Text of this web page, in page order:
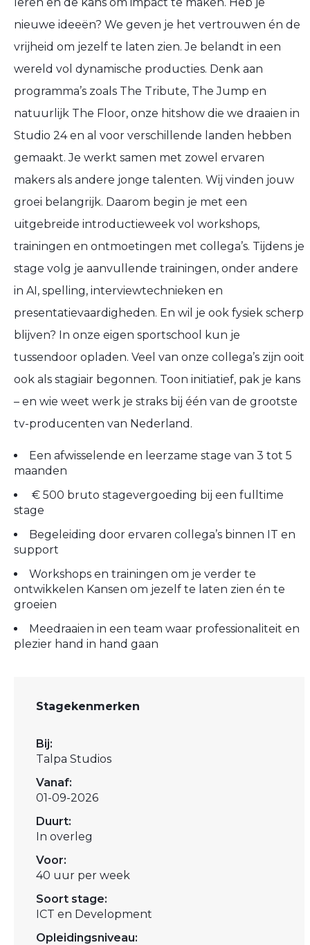
nieuwe ideeën? We geven je het vertrouwen én de
vrijheid om jezelf te laten zien. Je belandt in een
wereld vol dynamische producties. Denk aan
programma’s zoals The Tribute, The Jump en
natuurlijk The Floor, onze hitshow die we draaien in
Studio 24 en al voor verschillende landen hebben
gemaakt. Je werkt samen met zowel ervaren
makers als andere jonge talenten. Wij vinden jouw
groei belangrijk. Daarom begin je met een
uitgebreide introductieweek vol workshops,
trainingen en ontmoetingen met collega’s. Tijdens je
stage volg je aanvullende trainingen, onder andere
in AI, spelling, interviewtechnieken en
presentatievaardigheden. En wil je ook fysiek scherp
blijven? In onze eigen sportschool kun je
tussendoor opladen. Veel van onze collega’s zijn ooit
ook als stagiair begonnen. Toon initiatief, pak je kans
– en wie weet werk je straks bij één van de grootste
tv-producenten van Nederland.
Een afwisselende en leerzame stage van 3 tot 5
maanden
€ 500 bruto stagevergoeding bij een fulltime
stage
Begeleiding door ervaren collega’s binnen IT en
support
Workshops en trainingen om je verder te
ontwikkelen Kansen om jezelf te laten zien én te
groeien
Meedraaien in een team waar professionaliteit en
plezier hand in hand gaan
Stagekenmerken
Bij:
Talpa Studios
Vanaf:
01-09-2026
Duurt:
In overleg
Voor:
40 uur per week
Soort stage:
ICT en Development
Opleidingsniveau: